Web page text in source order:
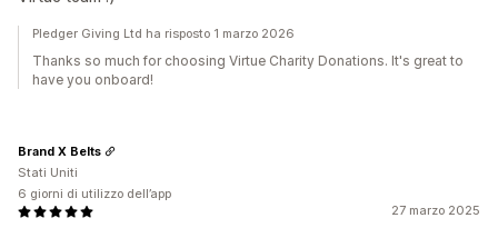
Pledger Giving Ltd ha risposto 1 marzo 2026
Thanks so much for choosing Virtue Charity Donations. It's great to
have you onboard!
27 marzo 2025
Brand X Belts
Stati Uniti
6 giorni di utilizzo dell’app